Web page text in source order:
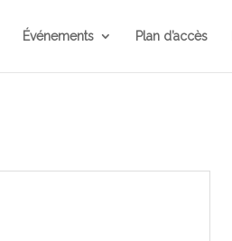
Événements Plan d’accès